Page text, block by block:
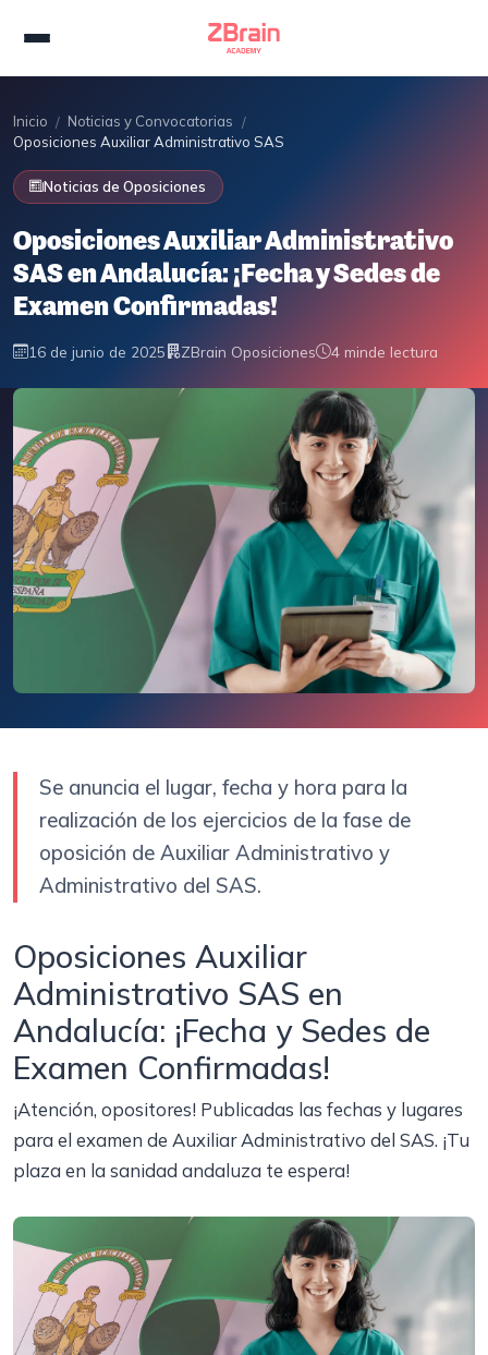
Inicio / Noticias y Convocatorias /
Oposiciones Auxiliar Administrativo SAS en Andalucía: ¡Fecha y
Noticias de Oposiciones
Oposiciones Auxiliar Administrativo
SAS en Andalucía: ¡Fecha y Sedes de
Examen Confirmadas!
16 de junio de 2025 ZBrain Oposiciones 4 minde lectura
Se anuncia el lugar, fecha y hora para la
realización de los ejercicios de la fase de
oposición de Auxiliar Administrativo y
Administrativo del SAS.
Oposiciones Auxiliar
Administrativo SAS en
Andalucía: ¡Fecha y Sedes de
Examen Confirmadas!
¡Atención, opositores! Publicadas las fechas y lugares
para el examen de Auxiliar Administrativo del SAS. ¡Tu
plaza en la sanidad andaluza te espera!